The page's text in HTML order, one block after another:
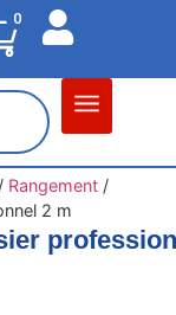
0
Rangement/
2 m